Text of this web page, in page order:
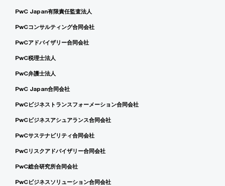
PwC Japan有限責任監査法人
PwCコンサルティング合同会社
PwCアドバイザリー合同会社
PwC税理士法人
PwC弁護士法人
PwC Japan合同会社
PwCビジネストランスフォーメーション合同会社
PwCビジネスアシュアランス合同会社
PwCサステナビリティ合同会社
PwCリスクアドバイザリー合同会社
PwC総合研究所合同会社
PwCビジネスソリューション合同会社